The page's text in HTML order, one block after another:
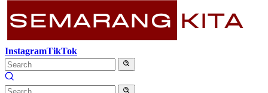
InstagramTikTok